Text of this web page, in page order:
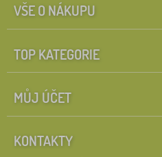
VŠE O NÁKUPU
TOP KATEGORIE
MŮJ ÚČET
KONTAKTY